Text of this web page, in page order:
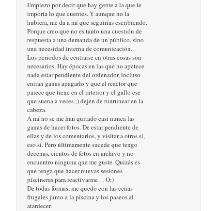
Empiezo por decir que hay gente a la que le
importa lo que cuentes. Y aunque no la
hubiera, me da a mí que seguirías escribiendo.
Porque creo que no es tanto una cuestión de
respuesta a una demanda de un público, sino
una necesidad interna de comunicación.
Los periodos de centrarse en otras cosas son
necesarios. Hay épocas en las que no apetece
nada estar pendiente del ordenador, incluso
entran ganas apagarlo y que el reactor que
parece que tiene en el interior y el gallo ese
que suena a veces ;) dejen de runrunear en la
cabeza.
A mí no se me han quitado casi nunca las
ganas de hacer fotos. De estar pendiente de
ellas y de los comentarios, y visitar a otros sí,
eso sí. Pero últimamente sucede que tengo
decenas, cientos de fotos en archivo y no
encuentro ninguna que me guste. Quizás es
que tenga que hacer nuevas sesiones
piscineras para reactivarme… O:)
De todas formas, me quedo con las cenas
frugales junto a la piscina y los paseos al
atardecer.